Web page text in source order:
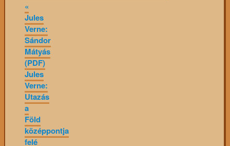
«
Jules
Verne:
Sándor
Mátyás
(PDF)
Jules
Verne:
Utazás
a
Föld
középpontja
felé